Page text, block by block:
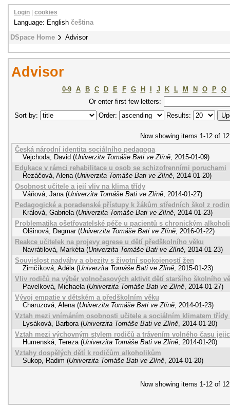
DSpace Home Advisor
Login cookies
Language: English čeština
Advisor
0-9 A B C D E F G H J K L M N O P
Q
Or enter first few letters:
Sort by:
Order: Results:
Now showing items 1-12 of 12
Česká národní identita sociálního pedagoga
Vejchoda, David (Univerzita Tomáše Bati ve Zlíně, 2015-01-09)
Edukace v rámci rehabilitace u osob se schizofrenními poruchami
Řezáčová, Alena (Univerzita Tomáše Bati ve Zlíně, 2014-01-20)
Osobnost učitele a její vliv na klima třídy
Váňová, Jana (Univerzita Tomáše Bati ve Zlíně, 2014-01-27)
Pedagogické a poradenské přístupy k žákům středních škol z
Králová, Gabriela (Univerzita Tomáše Bati ve Zlíně, 2014-01-23)
Problematika ošetřovatelské péče u pacientů s chronickým
Olšinová, Dagmar (Univerzita Tomáše Bati ve Zlíně, 2016-01-22)
Reakce učitelek na projevy agrese u dětí předškolního věku
Navrátilová, Markéta (Univerzita Tomáše Bati ve Zlíně, 2014-01-23)
Souvislost nadváhy a obezity s životní spokojeností žen
Zimčíková, Adéla (Univerzita Tomáše Bati ve Zlíně, 2015-01-23)
Vliv rodičů na výběr volnočasových aktivit dětí staršího školního
Pavelková, Michaela (Univerzita Tomáše Bati ve Zlíně, 2014-01-27)
Vývoj empatie v dětském a předškolním věku
Charuzová, Alena (Univerzita Tomáše Bati ve Zlíně, 2014-01-23)
Vztah mezi vnímáním osobnosti učitele a sociálním klimatem
Lysáková, Barbora (Univerzita Tomáše Bati ve Zlíně, 2014-01-20)
Vztah mezi výchovným stylem rodičů a trávením volného času
Humenská, Tereza (Univerzita Tomáše Bati ve Zlíně, 2014-01-20)
Vztahy dospělých dětí k rodičům alkoholikům
Sukop, Radim (Univerzita Tomáše Bati ve Zlíně, 2014-01-20)
Now showing items 1-12 of 12